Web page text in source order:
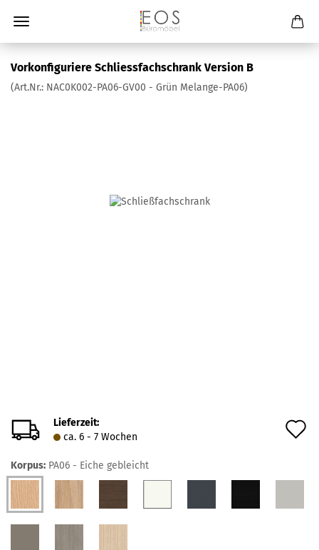
Vorkonfiguriere Schliessfachschrank Version B
(Art.Nr.: NAC0K002-PA06-GV00 - Grün Melange-PA06)
Lieferzeit:
ca. 6 - 7 Wochen
Korpus: PA06 - Eiche gebleicht